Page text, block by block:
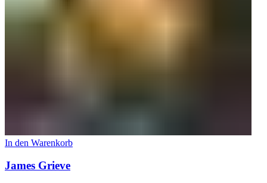
In den Warenkorb
James Grieve